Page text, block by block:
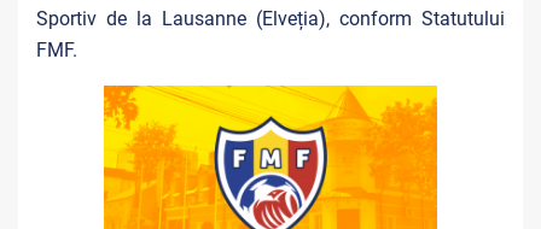
Sportiv de la Lausanne (Elveția), conform Statutului
FMF.